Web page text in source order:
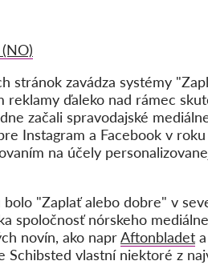
stránok zavádza systémy
reklamy ďaleko nad rámec
začali spravodajské
Instagram a Facebook v
na účely
"Zaplať alebo dobre" v
spoločnosť nórskeho
novín, ako naprAftonbladet
vlastní niektoré z